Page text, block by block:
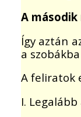
A második
Így aztán
a
A feliratok
I.